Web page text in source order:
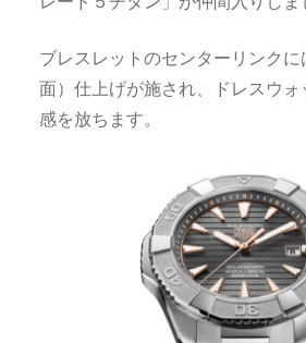
ブレスレットのセンターリンク
面）仕上げが施され、ドレスウォ
感を放ちます。